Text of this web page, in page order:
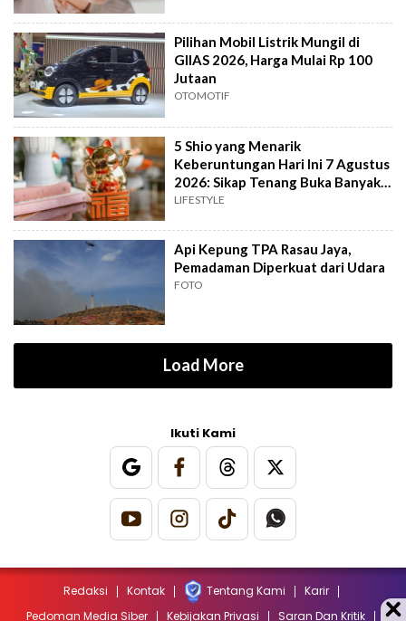
Pilihan Mobil Listrik Mungil di
GIIAS 2026, Harga Mulai Rp 100
Jutaan
OTOMOTIF
5 Shio yang Menarik
Keberuntungan Hari Ini 7 Agustus
2026: Sikap Tenang Buka Banyak
Peluang
LIFESTYLE
Api Kepung TPA Rasau Jaya,
Pemadaman Diperkuat dari Udara
FOTO
Load More
Ikuti Kami
Redaksi Kontak Tentang Kami
Karir
Pedoman Media Siber
Kebijakan Privasi Saran Dan Kritik